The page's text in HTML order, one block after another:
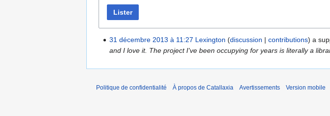
Lister
31 décembre 2013 à 11:27 Lexington discussion contributions a
and I love it. The project I've been occupying for years is literally a
Politique de confidentialité À propos de Catallaxia Avertissements Version mobile